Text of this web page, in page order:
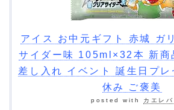
アイス お中元ギフト 赤城 ガ
サイダー味 105ml×32本 新商
差し入れ イベント 誕生日プ
休み ご褒美
posted with カエレバ